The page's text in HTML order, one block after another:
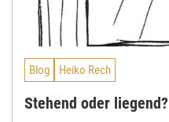
Blog Heiko Rech
Stehend oder liegend?